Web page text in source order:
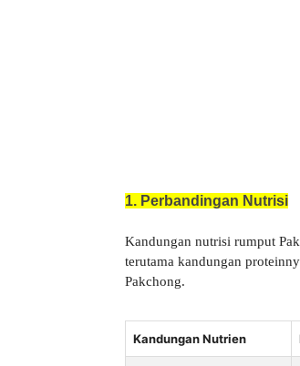
1. Perbandingan Nutrisi
Kandungan nutrisi rumput
terutama kandungan
Pakchong.
Kandungan Nutrien